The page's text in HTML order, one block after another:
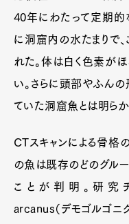
Art&Design
Pen
Official
40年にわたって定期的
に洞窟内の水たまりで
れた。体は白く色素がほ
い。さらに頭部やふんの
ていた洞窟魚とは明らか
CTスキャンによる骨格
の魚は既存のどのグル
ことが判明。研究
arcanus（デモゴルゴニク